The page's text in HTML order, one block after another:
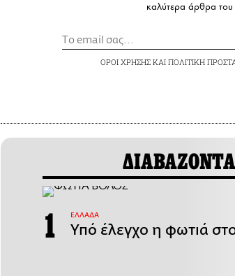
καλύτερα άρθρα του
ΟΡΟΙ ΧΡΗΣΗΣΚΑΙ ΠΟΛΙΤΙΚΗ
ΕΛΛΑΔΑ
Υπό έλεγχο η φωτιά